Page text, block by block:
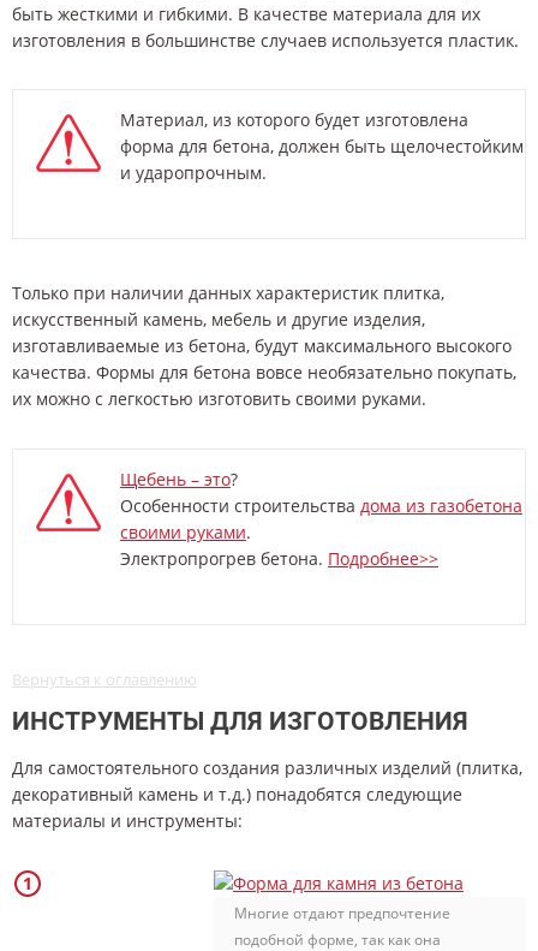
быть жесткими и гибкими. В качестве материала для их
изготовления в большинстве случаев используется пластик.
Материал, из которого будет изготовлена
форма для бетона, должен быть щелочестойким
и ударопрочным.
Только при наличии данных характеристик плитка,
искусственный камень, мебель и другие изделия,
изготавливаемые из бетона, будут максимального высокого
качества. Формы для бетона вовсе необязательно покупать,
их можно с легкостью изготовить своими руками.
Щебень – это?
Особенности строительства дома из газобетона
своими руками.
Электропрогрев бетона. Подробнее>>
Вернуться к оглавлению
ИНСТРУМЕНТЫ ДЛЯ ИЗГОТОВЛЕНИЯ
Для самостоятельного создания различных изделий (плитка,
декоративный камень и т.д.) понадобятся следующие
материалы и инструменты:
Многие отдают предпочтение
подобной форме, так как она